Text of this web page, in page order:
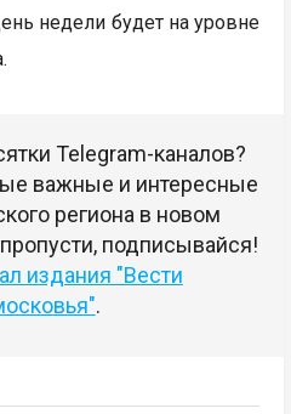
недели будет на уровне
Telegram-каналов?
важные и интересные
региона в новом
подписывайся!
издания "Вести
.